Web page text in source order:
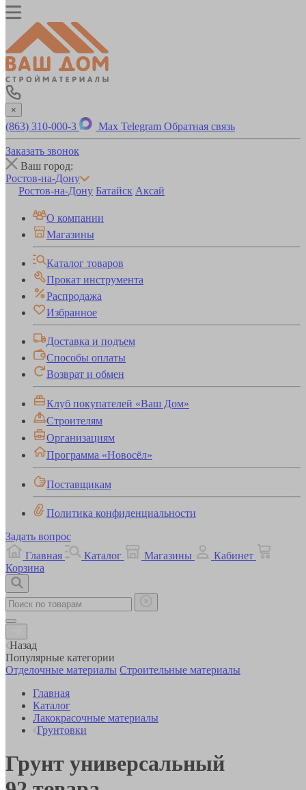
×
(863) 310-000-3 Max Telegram Обратная связь
Заказать звонок
Ваш город:
Ростов-на-Дону
Ростов-на-Дону Батайск Аксай
О компании
Магазины
Каталог товаров
Прокат инструмента
Распродажа
Избранное
Доставка и подъем
Способы оплаты
Возврат и обмен
Клуб покупателей «Ваш Дом»
Строителям
Организациям
Программа «Новосёл»
Поставщикам
Политика конфиденциальности
Задать вопрос
Главная
Каталог Магазины
Кабинет
Корзина
Назад
Популярные категории
Отделочные материалы Строительные материалы
Главная
Каталог
Лакокрасочные материалы
Грунтовки
Грунт универсальный